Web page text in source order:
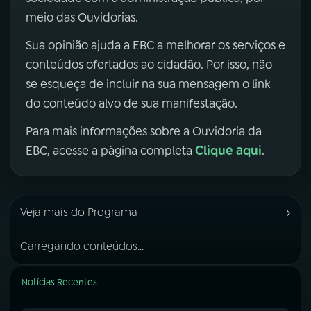
meio das Ouvidorias.
Sua opinião ajuda a EBC a melhorar os serviços e
conteúdos ofertados ao cidadão. Por isso, não
se esqueça de incluir na sua mensagem o link
do conteúdo alvo de sua manifestação.
Para mais informações sobre a Ouvidoria da
EBC, acesse a página completa Clique aqui.
Veja mais do Programa ›
Carregando conteúdos...
Notícias Recentes